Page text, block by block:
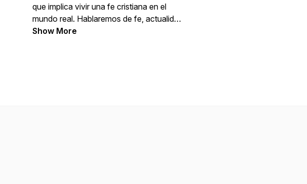
que implica vivir una fe cristiana en el
mundo real. Hablaremos de fe, actualidad
y también un poco más que eso.
Show More